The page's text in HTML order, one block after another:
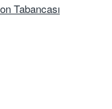
Tabancası